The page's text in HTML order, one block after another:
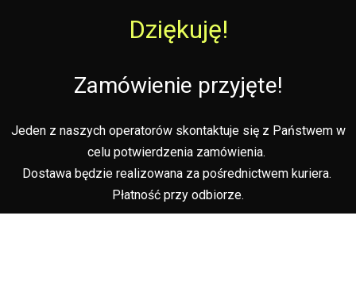
Dziękuję!
Zamówienie przyjęte!
Jeden z naszych operatorów skontaktuje się z Państwem w
celu potwierdzenia zamówienia.
Dostawa będzie realizowana za pośrednictwem kuriera.
Płatność przy odbiorze.